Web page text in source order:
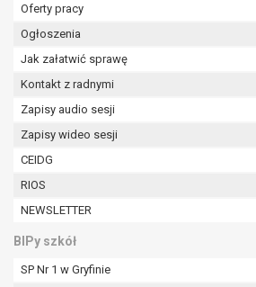
Oferty pracy
Ogłoszenia
Jak załatwić sprawę
Kontakt z radnymi
Zapisy audio sesji
Zapisy wideo sesji
CEIDG
RIOS
NEWSLETTER
BIPy szkół
SP Nr 1 w Gryfinie
W przypadku gdy przetwarzanie
osobowych odbywa się na
lit a RODO), przysługuje Pani/
cofnięcia tej zgody w dowolnym
Cofnięcie to nie ma wpływu na
przetwarzania, którego
przetwarzanie Pani/Pana danych
Organem właściwym do
Prezes Urzędu Ochrony Danych